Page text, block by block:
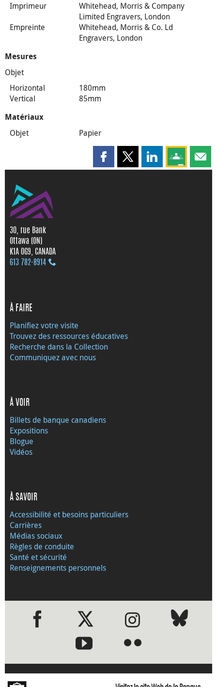
Imprimeur
Whitehead, Morris & Company
Limited Engravers, London
Empreinte
Whitehead, Morris & Co. Ld
Engravers, London
Mesures
Objet
Horizontal
180mm
Vertical
85mm
Matériaux
Objet Papier
Partager cette page sur
Partager cette page sur X
Partager cette
Partagez
30, rue Bank
Ottawa (ON)
K1A 0G9, CANADA
613 782‑8914
À FAIRE
Planifiez votre visite
Trouvez des ressources éducatives
Recherche dans la Collection
Communiquez avec nous
À VOIR
Billets de banque canadiens
Expositions
Blogue
Vidéos
À SAVOIR
Accessibilité et besoins particuliers
Carrières
Médias sociaux
Règles de conduite
Santé et sécurité
Renseignements personnels
●●